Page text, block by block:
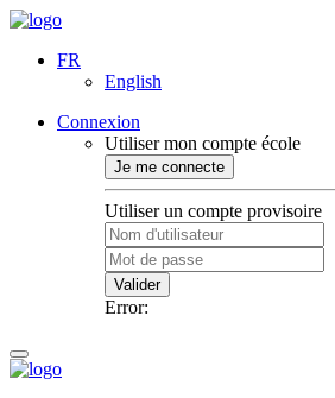
FR
English
Connexion
Utiliser mon compte école
Je me connecte
Utiliser un compte provisoire
Valider
Error: